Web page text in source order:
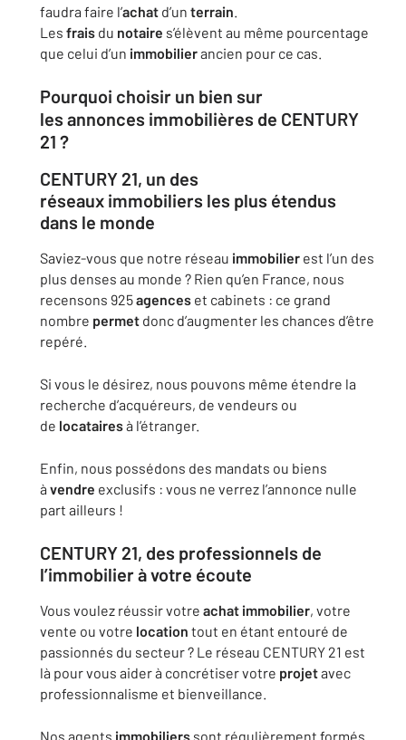
faudra faire l’achat d’un terrain.
Les frais du notaire s’élèvent au même pourcentage
que celui d’un immobilierancien pour ce cas.
Pourquoi choisir un bien sur
les annonces immobilières de CENTURY
21 ?
CENTURY 21, un des
réseaux immobiliers les plus étendus
dans le monde
Saviez-vous que notre réseau immobilier est l’un des
plus denses au monde ? Rien qu’en France, nous
recensons 925agences et cabinets : ce grand
nombre permet donc d’augmenter les chances d’être
repéré.
Si vous le désirez, nous pouvons même étendre la
recherche d’acquéreurs, de vendeurs ou
de locatairesà l’étranger.
Enfin, nous possédons des mandats ou biens
à vendre exclusifs : vous ne verrez l’annonce nulle
part ailleurs !
CENTURY 21, des professionnels de
l’immobilierà votre écoute
Vous voulez réussir votre achat immobilier, votre
vente ou votre location tout en étant entouré de
passionnés du secteur ? Le réseau CENTURY 21 est
là pour vous aider à concrétiser votre projetavec
professionnalisme et bienveillance.
Nos agents immobiliers sont régulièrement formés